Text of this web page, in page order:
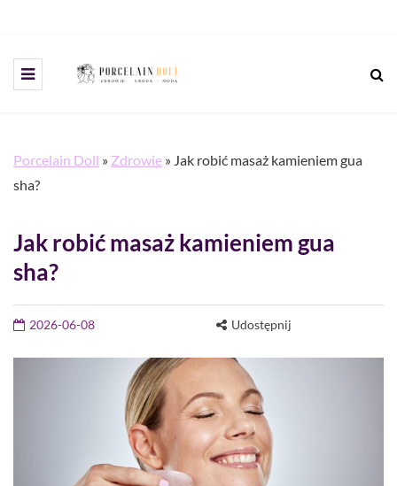
Porcelain Doll » Zdrowie » Jak robić masaż kamieniem gua
sha?
Jak robić masaż kamieniem gua
sha?
2026-06-08 Udostępnij